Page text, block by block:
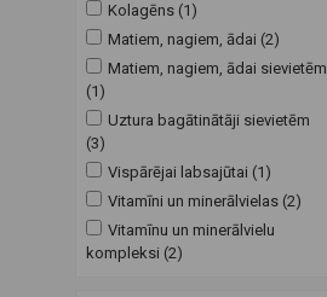
Kolagēns (1)
Matiem, nagiem, ādai (2)
Matiem, nagiem, ādai sievietēm
(1)
Uztura bagātinātāji sievietēm
(3)
Vispārējai labsajūtai (1)
Vitamīni un minerālvielas (2)
Vitamīnu un minerālvielu
kompleksi (2)